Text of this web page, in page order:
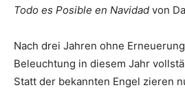
Todo es Posible en Navidad von
Nach drei Jahren ohne
Beleuchtung in diesem Jahr
Statt der bekannten Engel zieren